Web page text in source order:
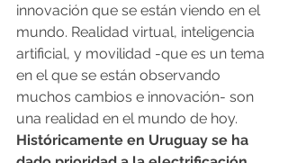
innovación que se están viendo en el
mundo. Realidad virtual, inteligencia
artificial, y movilidad -que es un tema
en el que se están observando
muchos cambios e innovación- son
una realidad en el mundo de hoy.
Históricamente en Uruguay se ha